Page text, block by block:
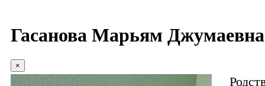
Гасанова Марьям Джумаевна
×